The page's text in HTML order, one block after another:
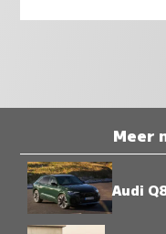
Meer
Audi